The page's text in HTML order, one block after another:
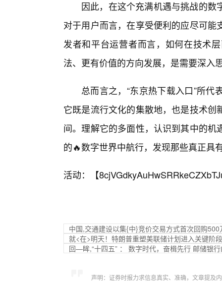
因此，在这个充满机遇与挑战的
对于用户而言，在享受便利的应尽可
发者和平台运营者而言，如何在技术
法、更有价值的方向发展，是需要深入
总而言之，“东京热下载入口”所
它既是流行文化的集散地，也是技术
间。理解它的多面性，认识到其中的
的🔥数字世界中航行，发现那些真正具
活动：【
中国,交通建设以集{中}竞价交易方式首次回购500
就<在>明天！特朗普重塑美联储计划进入关键阶段
回—眸,“十四五” ： 数字时代，奋楫先行 邮储银行
声明：证券时报力求信息真实、准确，文章提及